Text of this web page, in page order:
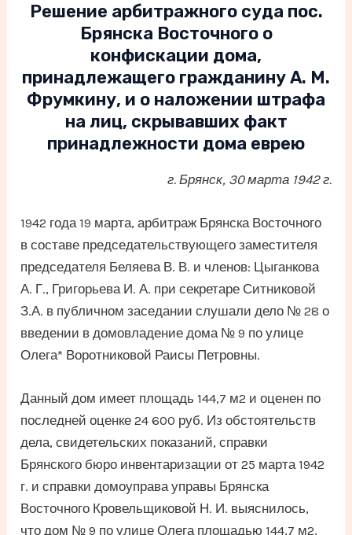
Решение арбитражного суда пос.
Брянска Восточного о
конфискации дома,
принадлежащего гражданину А. М.
Фрумкину, и о наложении штрафа
на лиц, скрывавших факт
принадлежности дома еврею
г. Брянск, 30 марта 1942 г.
1942 года 19 марта, арбитраж Брянска Восточного
в составе председательствующего заместителя
председателя Беляева В. В. и членов: Цыганкова
А. Г., Григорьева И. А. при секретаре Ситниковой
З.А. в публичном заседании слушали дело № 28 о
введении в домовладение дома № 9 по улице
Олега* Воротниковой Раисы Петровны.
Данный дом имеет площадь 144,7 м2 и оценен по
последней оценке 24 600 руб. Из обстоятельств
дела, свидетельских показаний, справки
Брянского бюро инвентаризации от 25 марта 1942
г. и справки домоуправа управы Брянска
Восточного Кровельщиковой Н. И. выяснилось,
что дом № 9 по улице Олега площадью 144,7 м2,